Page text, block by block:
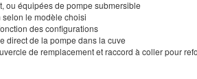
ou équipées de pompe submersible
le modèle choisi
des configurations
direct de la pompe dans la cuve
de remplacement et raccord à coller pour